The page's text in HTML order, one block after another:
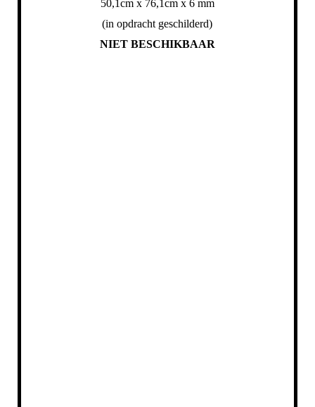
50,1cm x 76,1cm x 6 mm
(in opdracht geschilderd)
NIET BESCHIKBAAR